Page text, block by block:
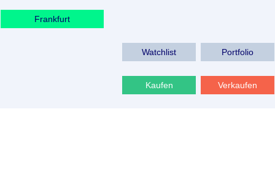
Frankfurt
Watchlist Portfolio
Kaufen Verkaufen